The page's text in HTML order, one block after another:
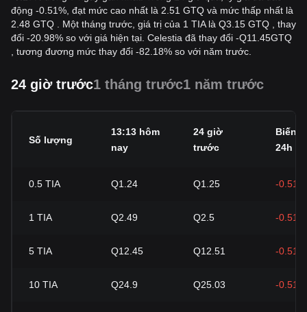
động -0.51%, đạt mức cao nhất là 2.51 GTQ và mức thấp nhất là
2.48 GTQ . Một tháng trước, giá trị của 1 TIA là Q3.15 GTQ , thay
đổi -20.98% so với giá hiện tại. Celestia đã thay đổi -Q11.45GTQ
, tương đương mức thay đổi -82.18% so với năm trước.
24 giờ trước1 tháng trước1 năm trước
Số lượng
13:13 hôm
nay
24 giờ
trước
Biến
24h
0.5 TIA Q1.24 Q1.25 -0.51%
1 TIA Q2.49 Q2.5 -0.51%
5 TIA Q12.45 Q12.51 -0.51%
10 TIA Q24.9 Q25.03 -0.51%